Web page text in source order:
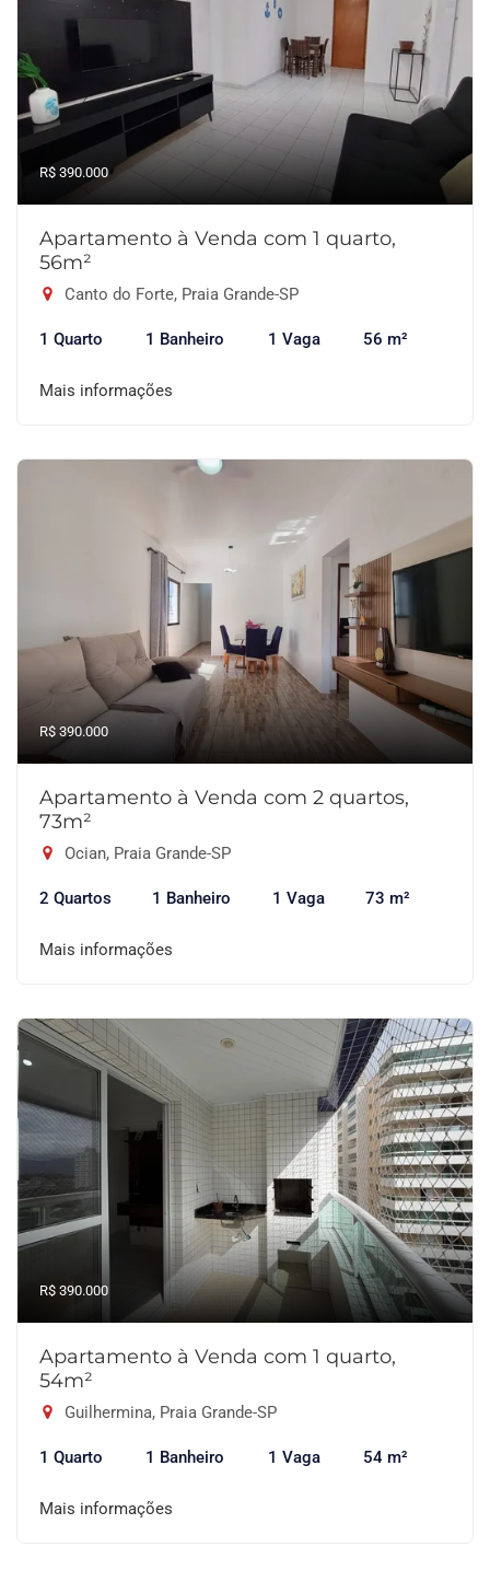
R$ 390.000
Apartamento à Venda com 1 quarto,
56m²
Canto do Forte, Praia Grande-SP
1 Quarto 1 Banheiro 1 Vaga 56 m²
Mais informações
R$ 390.000
Apartamento à Venda com 2 quartos,
73m²
Ocian, Praia Grande-SP
2 Quartos 1 Banheiro 1 Vaga 73 m²
Mais informações
R$ 390.000
Apartamento à Venda com 1 quarto,
54m²
Guilhermina, Praia Grande-SP
1 Quarto 1 Banheiro 1 Vaga 54 m²
Mais informações